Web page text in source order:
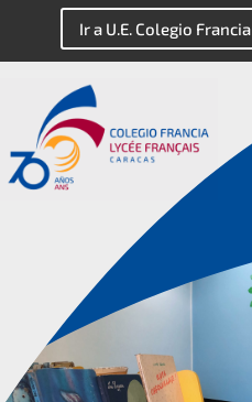
Ir a U.E. Colegio Francia